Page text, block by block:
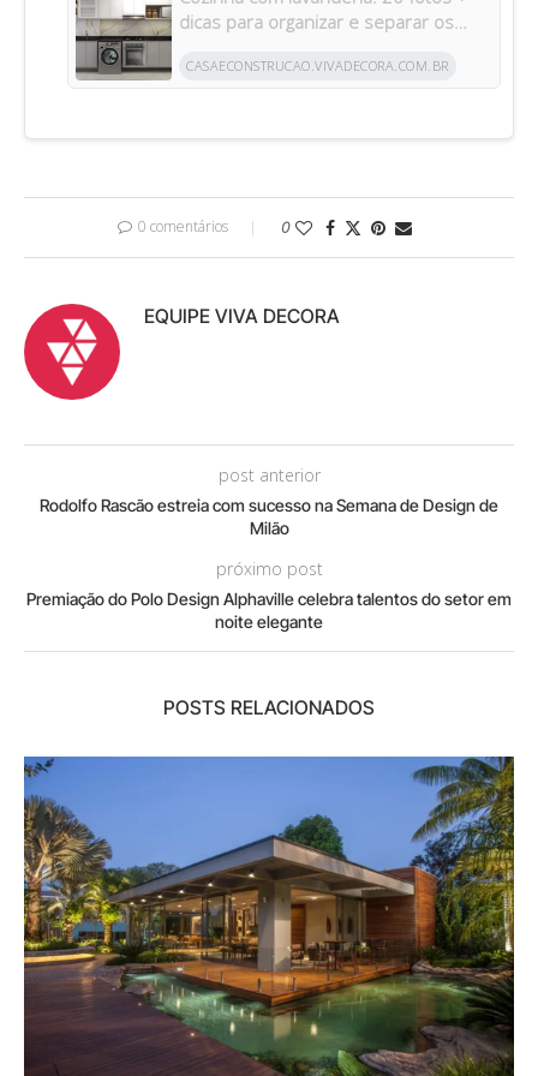
dicas para organizar e separar os
CASAECONSTRUCAO.VIVADECORA.COM.BR
0 comentários 0
EQUIPE VIVA DECORA
post anterior
Rodolfo Rascão estreia com sucesso na Semana de Design de
Milão
próximo post
Premiação do Polo Design Alphaville celebra talentos do setor em
noite elegante
POSTS RELACIONADOS